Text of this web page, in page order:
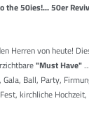
the 50ies!... 50er
Herren von heute!
"Must Have"
Gala, Ball, Party,
kirchliche